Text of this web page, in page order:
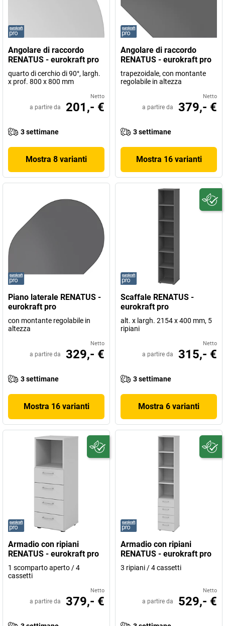
Angolare di raccordo
RENATUS - eurokraft pro
quarto di cerchio di 90°, largh.
x prof. 800 x 800 mm
Netto
a partire da 201,- €
3 settimane
Mostra 8 varianti
Angolare di raccordo
RENATUS - eurokraft pro
trapezoidale, con montante
regolabile in altezza
Netto
a partire da 379,- €
3 settimane
Mostra 16 varianti
Piano laterale RENATUS -
eurokraft pro
con montante regolabile in
altezza
Netto
a partire da 329,- €
3 settimane
Mostra 16 varianti
Scaffale RENATUS -
eurokraft pro
alt. x largh. 2154 x 400 mm, 5
ripiani
Netto
a partire da 315,- €
3 settimane
Mostra 6 varianti
Armadio con ripiani
RENATUS - eurokraft pro
1 scomparto aperto / 4
cassetti
Netto
a partire da 379,- €
Armadio con ripiani
RENATUS - eurokraft pro
3 ripiani / 4 cassetti
Netto
a partire da 529,- €